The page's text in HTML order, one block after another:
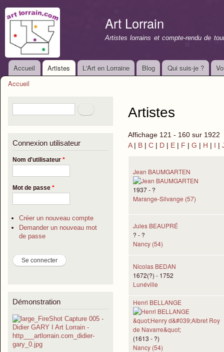
Art Lorrain
Artistes lorrains et compte-rendu de
Menu principal
Accueil Artistes L'Art en Lorraine Blog Qui suis-je ?
Accueil
Formulaire de rechercheRechercher
Connexion utilisateur
Nom d'utilisateur *
Mot de passe *
Créer un nouveau compte
Demander un nouveau mot
de passe
Démonstration
Artistes
Affichage 121 - 160 sur 1922
A | B | C | D | E | F | G | H | I |
Jean BAUMGARTEN
1937 - ?
Marange-Silvange (57)
Jules BEAUPRÉ
? - ?
Nancy (54)
Nicolas BEDAN
1672(?) - 1752
Lunéville
Henri BELLANGE
(1613 - ?)
Nancy (54)